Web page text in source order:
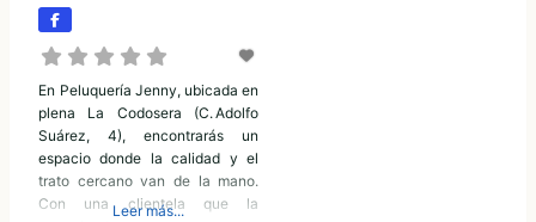
En Peluquería Jenny, ubicada en
plena La Codosera (C. Adolfo
Suárez, 4), encontrarás un
espacio donde la calidad y el
trato cercano van de la mano.
Con una clientela que la
Leer más...